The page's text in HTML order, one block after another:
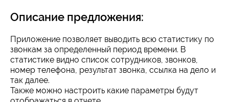
Описание предложения:
Приложение позволяет выводить всю статистику по
звонкам за определенный период времени. В
статистике видно список сотрудников, звонков,
номер телефона, результат звонка, ссылка на дело и
так далее.
Также можно настроить какие параметры будут